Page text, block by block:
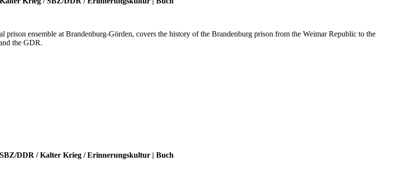
prison ensemble at Brandenburg-Görden, covers the history of the Brandenburg prison from the Weimar Republic to the
the GDR.
SBZ/DDR /Kalter Krieg /Erinnerungskultur | Buch